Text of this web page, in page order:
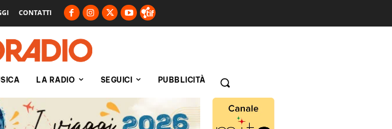
CONTATTI
LA RADIO SEGUICI PUBBLICITÀ